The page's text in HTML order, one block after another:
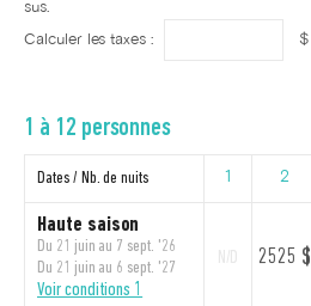
sus.
Calculer les taxes : $
1 à 12 personnes
Dates / Nb. de nuits 2
Haute saison
Du 21 juin au 7 sept. '26
Du 21 juin au 6 sept. '27
Voir conditions 1
2525 $